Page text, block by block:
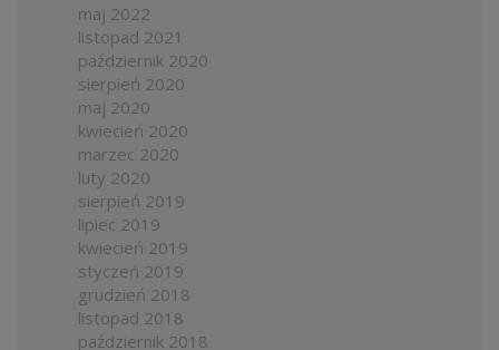
maj 2022
listopad 2021
październik 2020
sierpień 2020
maj 2020
kwiecień 2020
marzec 2020
luty 2020
sierpień 2019
lipiec 2019
kwiecień 2019
styczeń 2019
grudzień 2018
listopad 2018
październik 2018